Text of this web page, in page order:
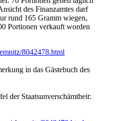
des Finanzamtes darf
rund 165 Gramm wiegen,
Portionen verkauft worden
8042478.html
in das Gästebuch des
der Staatsunverschämtheit: